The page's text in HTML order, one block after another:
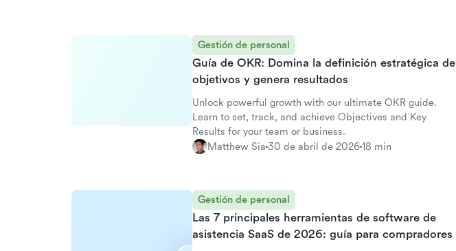
Gestión de personal
Guía de OKR: Domina la definición estratégica de
objetivos y genera resultados
Unlock powerful growth with our ultimate OKR guide.
Learn to set, track, and achieve Objectives and Key
Results for your team or business.
Matthew Sia 30 de abril de 202618 min
Gestión de personal
Las 7 principales herramientas de software de
asistencia SaaS de 2026: guía para compradores